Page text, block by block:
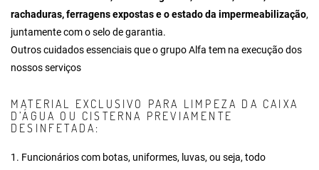
rachaduras, ferragens expostas e o estado da impermeabilização,
juntamente com o selo de garantia.
Outros cuidados essenciais que o grupo Alfa tem na execução dos
nossos serviços
MATERIAL EXCLUSIVO PARA LIMPEZA DA CAIXA
D’ÁGUA OU CISTERNA PREVIAMENTE
DESINFETADA:
1. Funcionários com botas, uniformes, luvas, ou seja, todo